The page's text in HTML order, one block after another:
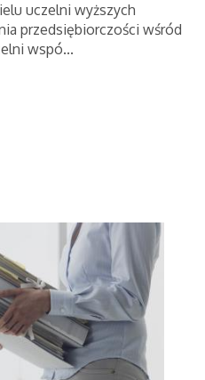
uczelni wyższych
przedsiębiorczości wśród
wspó...